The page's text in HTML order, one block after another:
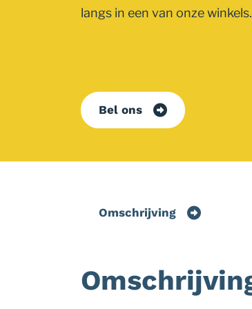
langs in een van onze
Bel ons
Omschrijving